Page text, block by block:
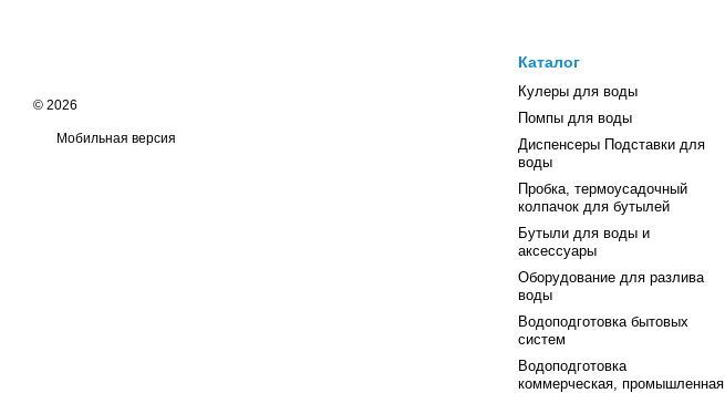
© 2026
Мобильная версия
Каталог
Кулеры для воды
Помпы для воды
Диспенсеры Подставки для
воды
Пробка, термоусадочный
колпачок для бутылей
Бутыли для воды и
аксессуары
Оборудование для разлива
воды
Водоподготовка бытовых
систем
Водоподготовка
коммерческая, промышленная